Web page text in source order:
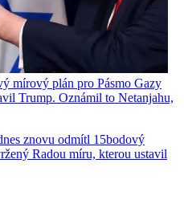
mírový plán pro Pásmo Gazy
Trump. Oznámil to Netanjahu,
znovu odmítl 15bodový
Radou míru, kterou ustavil